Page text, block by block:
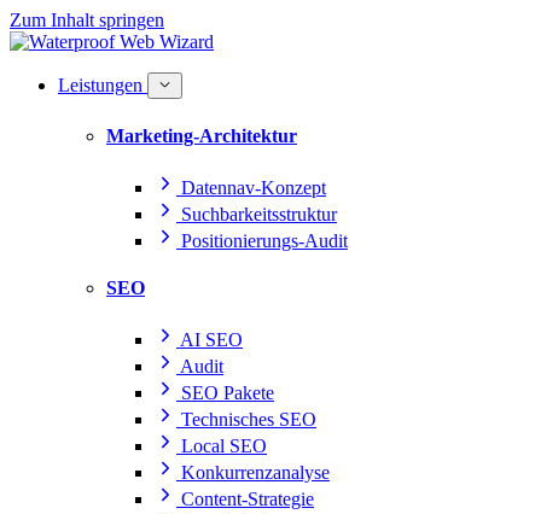
Zum Inhalt springen
Leistungen
Marketing-Architektur
Datennav-Konzept
Suchbarkeitsstruktur
Positionierungs-Audit
SEO
AI SEO
Audit
SEO Pakete
Technisches SEO
Local SEO
Konkurrenzanalyse
Content-Strategie